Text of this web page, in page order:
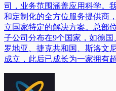
司，业务范围涵盖应用科学。
和定制化的全方位服务提供商
立国家特定的解决方案。总部
子公司分布在9个国家，如德
罗地亚、捷克共和国、斯洛文
成立，此后已成长为一家拥有